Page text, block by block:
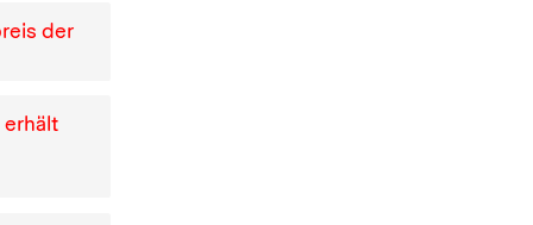
der
erhält